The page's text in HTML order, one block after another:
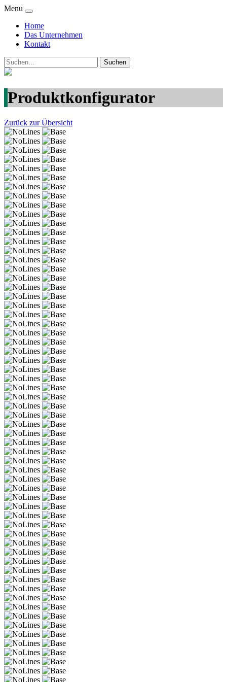
Menu
Home
Das Unternehmen
Kontakt
Produktkonfigurator
Zurück zur Übersicht